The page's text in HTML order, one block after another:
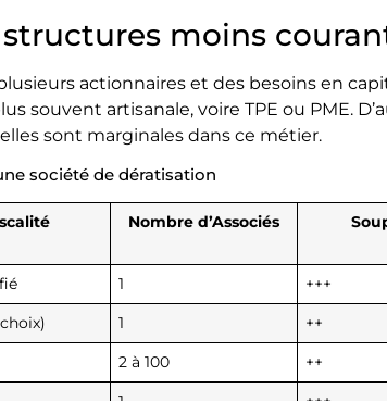
moins
actionnaires et des besoins en
souvent artisanale, voire TPE ou PME.
sont marginales dans ce métier.
société de dératisation
Nombre d’Associés
1 +++
1 ++
2 à 100 ++